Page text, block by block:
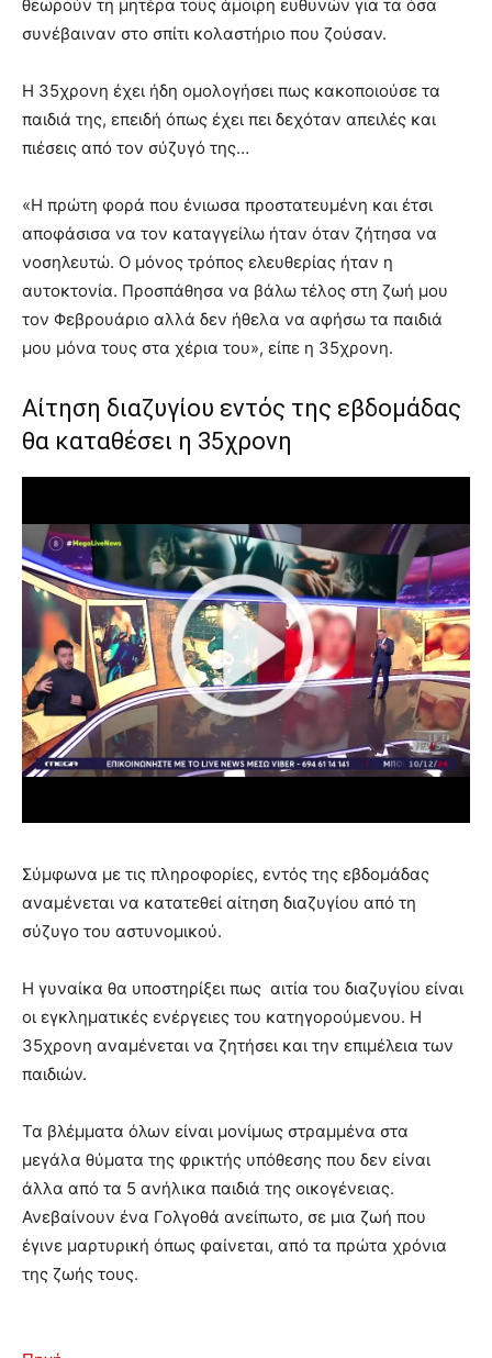
θεωρούν τη μητέρα τους άμοιρη ευθυνών για τα όσα
συνέβαιναν στο σπίτι κολαστήριο που ζούσαν.
Η 35χρονη έχει ήδη ομολογήσει πως κακοποιούσε τα
παιδιά της, επειδή όπως έχει πει δεχόταν απειλές και
πιέσεις από τον σύζυγό της…
«Η πρώτη φορά που ένιωσα προστατευμένη και έτσι
αποφάσισα να τον καταγγείλω ήταν όταν ζήτησα να
νοσηλευτώ. Ο μόνος τρόπος ελευθερίας ήταν η
αυτοκτονία. Προσπάθησα να βάλω τέλος στη ζωή μου
τον Φεβρουάριο αλλά δεν ήθελα να αφήσω τα παιδιά
μου μόνα τους στα χέρια του», είπε η 35χρονη.
Αίτηση διαζυγίου εντός της εβδομάδας
θα καταθέσει η 35χρονη
Σύμφωνα με τις πληροφορίες, εντός της εβδομάδας
αναμένεται να κατατεθεί αίτηση διαζυγίου από τη
σύζυγο του αστυνομικού.
Η γυναίκα θα υποστηρίξει πως αιτία του διαζυγίου είναι
οι εγκληματικές ενέργειες του κατηγορούμενου. Η
35χρονη αναμένεται να ζητήσει και την επιμέλεια των
παιδιών.
Τα βλέμματα όλων είναι μονίμως στραμμένα στα
μεγάλα θύματα της φρικτής υπόθεσης που δεν είναι
άλλα από τα 5 ανήλικα παιδιά της οικογένειας.
Ανεβαίνουν ένα Γολγοθά ανείπωτο, σε μια ζωή που
έγινε μαρτυρική όπως φαίνεται, από τα πρώτα χρόνια
της ζωής τους.